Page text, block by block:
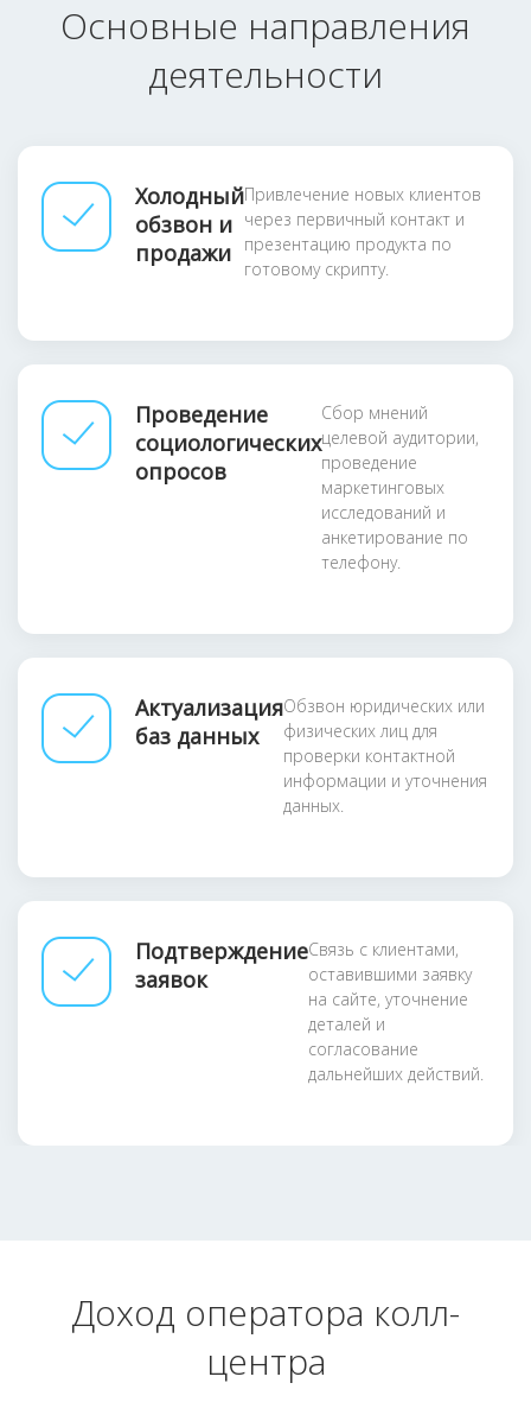
Основные направления
деятельности
Холодный
обзвон и
продажи
Привлечение новых клиентов
через первичный контакт и
презентацию продукта по
готовому скрипту.
Проведение
социологических
опросов
Сбор мнений
целевой аудитории,
проведение
маркетинговых
исследований и
анкетирование по
телефону.
Актуализация
баз данных
Обзвон юридических или
физических лиц для
проверки контактной
информации и уточнения
данных.
Подтверждение
заявок
Связь с клиентами,
оставившими заявку
на сайте, уточнение
деталей и
согласование
дальнейших действий.
Доход оператора колл-
центра